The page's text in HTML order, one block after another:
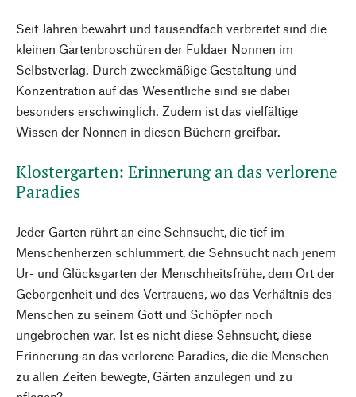
Seit Jahren bewährt und tausendfach verbreitet sind die
kleinen Gartenbroschüren der Fuldaer Nonnen im
Selbstverlag. Durch zweckmäßige Gestaltung und
Konzentration auf das Wesentliche sind sie dabei
besonders erschwinglich. Zudem ist das vielfältige
Wissen der Nonnen in diesen Büchern greifbar.
Klostergarten: Erinnerung an das verlorene
Paradies
Jeder Garten rührt an eine Sehnsucht, die tief im
Menschenherzen schlummert, die Sehnsucht nach jenem
Ur- und Glücksgarten der Menschheitsfrühe, dem Ort der
Geborgenheit und des Vertrauens, wo das Verhältnis des
Menschen zu seinem Gott und Schöpfer noch
ungebrochen war. Ist es nicht diese Sehnsucht, diese
Erinnerung an das verlorene Paradies, die die Menschen
zu allen Zeiten bewegte, Gärten anzulegen und zu